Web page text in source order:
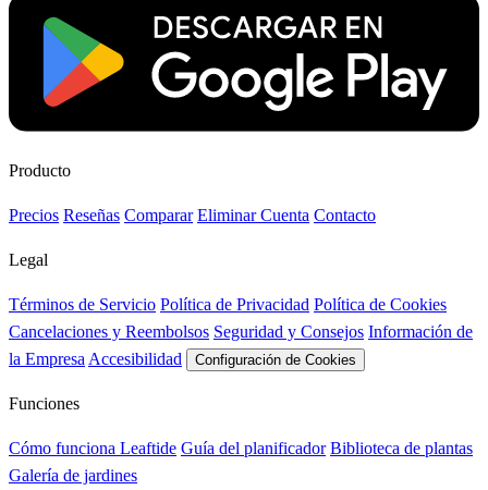
Producto
Precios Reseñas Comparar Eliminar Cuenta Contacto
Legal
Términos de Servicio Política de Privacidad Política de Cookies
Cancelaciones y Reembolsos Seguridad y Consejos Información de
la Empresa Accesibilidad Configuración de Cookies
Funciones
Cómo funciona Leaftide Guía del planificador Biblioteca de plantas
Galería de jardines